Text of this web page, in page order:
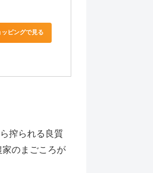
ピングで見る
搾られる良質
のまごころが